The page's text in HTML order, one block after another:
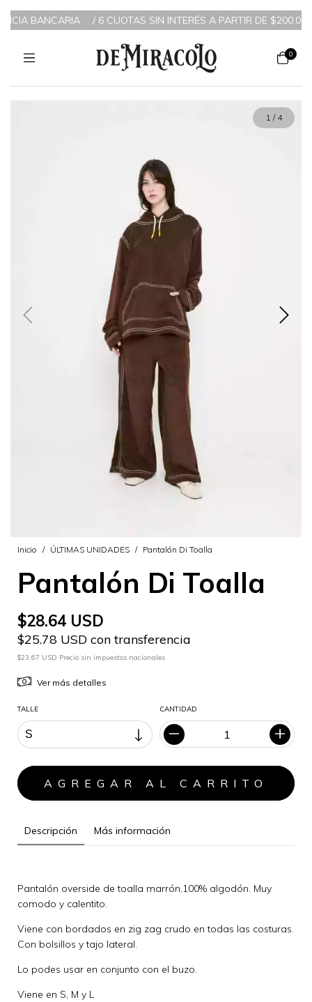
BANCARIA / 6 CUOTAS SIN INTERÉS A PARTIR DE $200.000
0
1 / 4
Inicio / ÚLTIMAS UNIDADES / Pantalón Di Toalla
Pantalón Di Toalla
$28.64 USD
$25.78 USD con transferencia
$23.67 USD Precio sin impuestos nacionales
Ver más detalles
TALLE CANTIDAD
Descripción Más información
Pantalón overside de toalla marrón,100% algodón. Muy
comodo y calentito.
Viene con bordados en zig zag crudo en todas las costuras.
Con bolsillos y tajo lateral.
Lo podes usar en conjunto con el buzo.
Viene en S, M y L